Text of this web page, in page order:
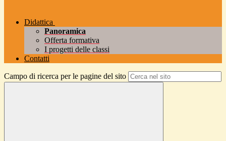
Didattica
Panoramica
Offerta formativa
I progetti delle classi
Contatti
Campo di ricerca per le pagine del sito